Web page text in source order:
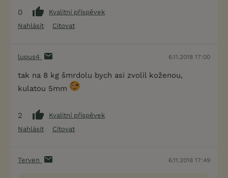
0
Kvalitní příspěvek
Nahlásit
Citovat
lupus4 6.11.2018 17:00
tak na 8 kg šmrdolu bych asi zvolil koženou,
kulatou 5mm
2
Kvalitní příspěvek
Nahlásit
Citovat
Terven 6.11.2018 17:49